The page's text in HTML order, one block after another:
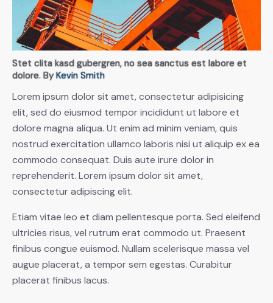
Stet clita kasd gubergren, no sea sanctus est labore et
dolore. ByKevin Smith
Lorem ipsum dolor sit amet, consectetur adipisicing
elit, sed do eiusmod tempor incididunt ut labore et
dolore magna aliqua. Ut enim ad minim veniam, quis
nostrud exercitation ullamco laboris nisi ut aliquip ex ea
commodo consequat. Duis aute irure dolor in
reprehenderit. Lorem ipsum dolor sit amet,
consectetur adipiscing elit.
Etiam vitae leo et diam pellentesque porta. Sed eleifend
ultricies risus, vel rutrum erat commodo ut. Praesent
finibus congue euismod. Nullam scelerisque massa vel
augue placerat, a tempor sem egestas. Curabitur
placerat finibus lacus.